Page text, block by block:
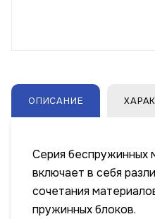
ОПИСАНИЕ
Серия беспружинных
включает в себя
сочетания
пружинных блоков.